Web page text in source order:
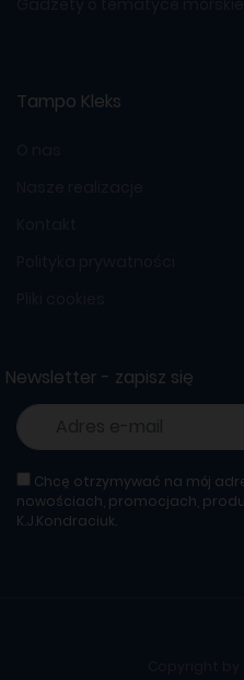
Tampo Kleks
Newsletter - zapisz się
Chcę otrzymywać na mój
nowościach, promocjach,
K.J.Kondraciuk.